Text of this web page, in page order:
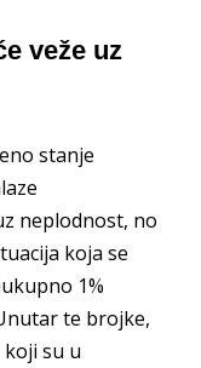
veže uz
stanje
neplodnost, no
koja se
1%
te brojke,
koji su u